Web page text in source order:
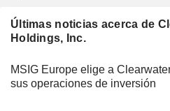
Últimas noticias acerca de
Holdings, Inc.
MSIG Europe elige a
sus operaciones de inversión